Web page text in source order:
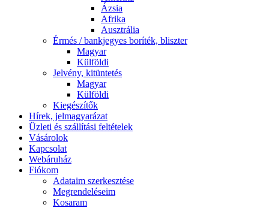
Ázsia
Afrika
Ausztrália
Érmés / bankjegyes boríték, bliszter
Magyar
Külföldi
Jelvény, kitüntetés
Magyar
Külföldi
Kiegészítők
Hírek, jelmagyarázat
Üzleti és szállítási feltételek
Vásárolok
Kapcsolat
Webáruház
Fiókom
Adataim szerkesztése
Megrendeléseim
Kosaram